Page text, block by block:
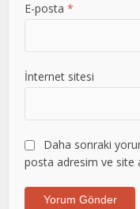
E-posta*
İnternet sitesi
Daha sonraki
posta adresim ve site